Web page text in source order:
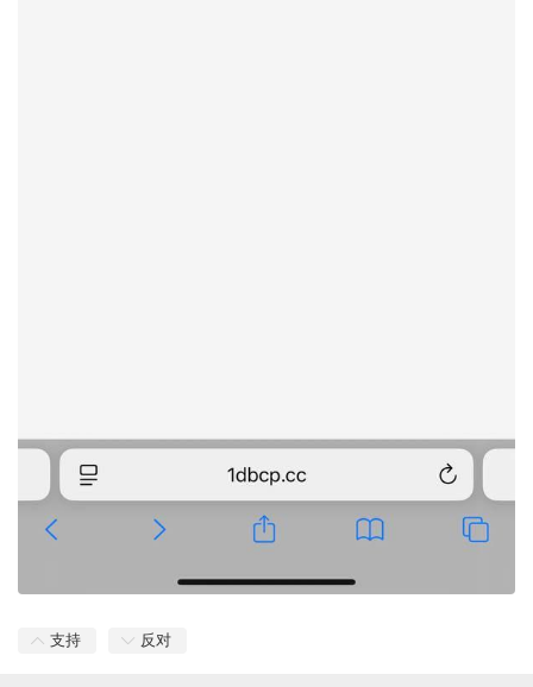
支持 反对